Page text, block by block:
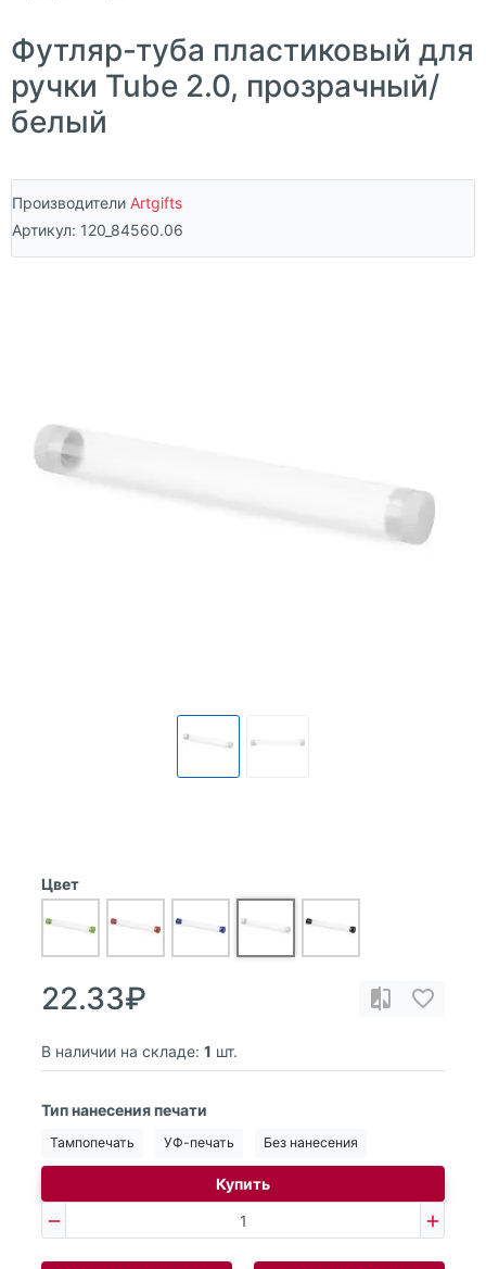
Футляр-туба пластиковый для
ручки Tube 2.0, прозрачный/
белый
Производители Artgifts
Артикул: 120_84560.06
Цвет
22.33₽
В наличии на складе: 1 шт.
Тип нанесения печати
Тампопечать УФ-печать Без нанесения
Купить